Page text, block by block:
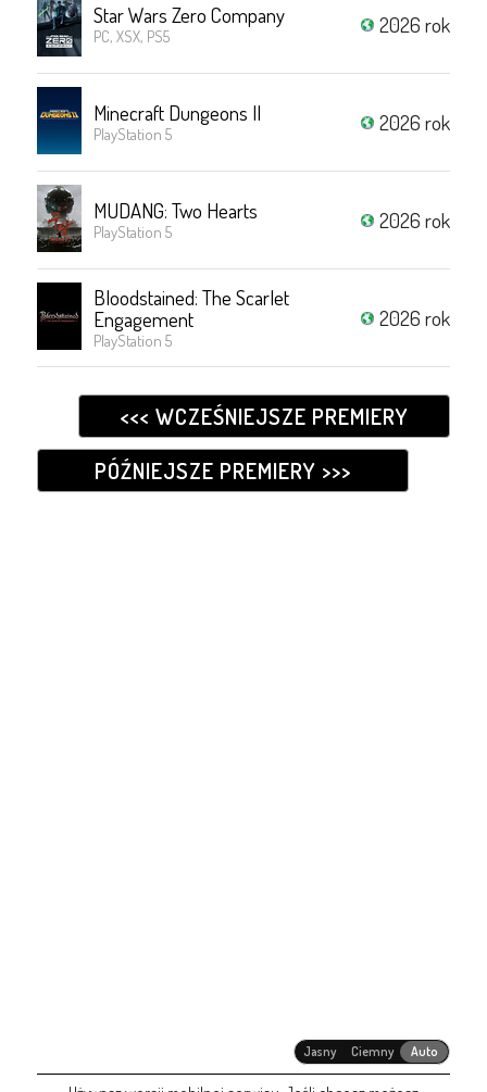
Star Wars Zero Company
PC, XSX, PS5 2026 rok
Minecraft Dungeons II
PlayStation 5 2026 rok
MUDANG: Two Hearts
PlayStation 5 2026 rok
Bloodstained: The Scarlet
Engagement
PlayStation 5
2026 rok
<<< WCZEŚNIEJSZE PREMIERY
PÓŹNIEJSZE PREMIERY >>>
Jasny Ciemny Auto